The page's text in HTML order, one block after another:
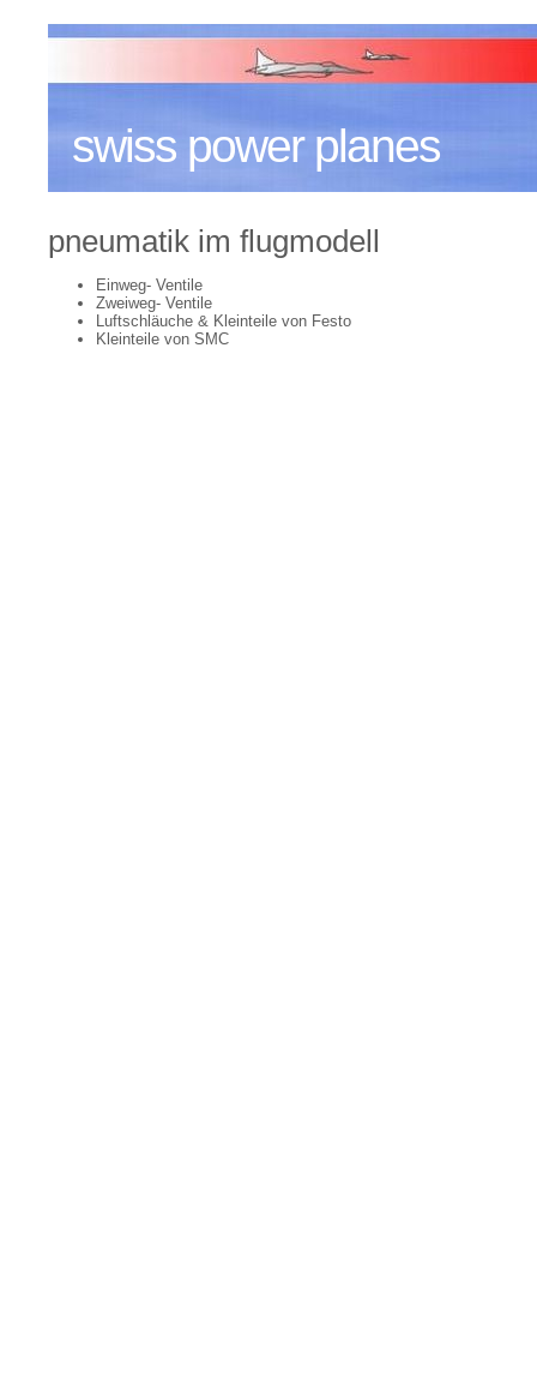
swiss power planes
pneumatik im flugmodell
Einweg- Ventile
Zweiweg- Ventile
Luftschläuche & Kleinteile von Festo
Kleinteile von SMC